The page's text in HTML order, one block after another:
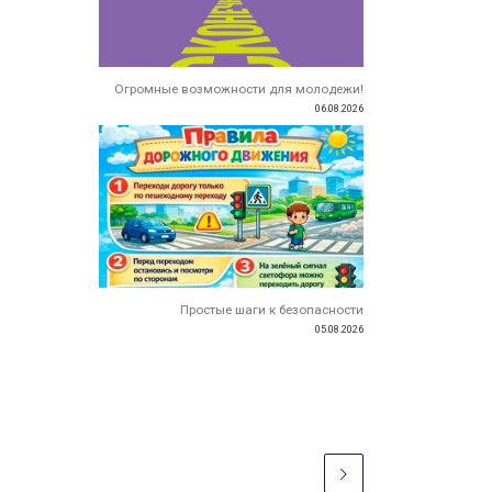
Огромные возможности для молодежи!
06.08.2026
Простые шаги к безопасности
05.08.2026